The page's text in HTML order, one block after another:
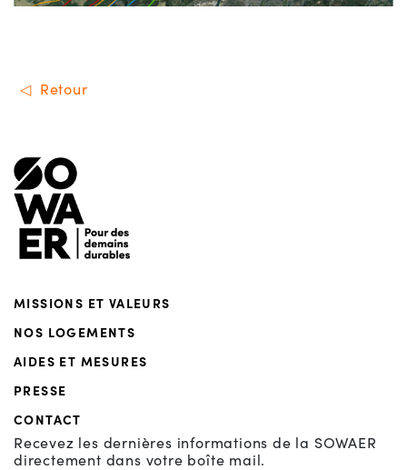
Retour
Menu de footer
MISSIONS ET VALEURS
NOS LOGEMENTS
AIDES ET MESURES
PRESSE
CONTACT
Recevez les dernières informations de la SOWAER
directement dans votre boîte mail.